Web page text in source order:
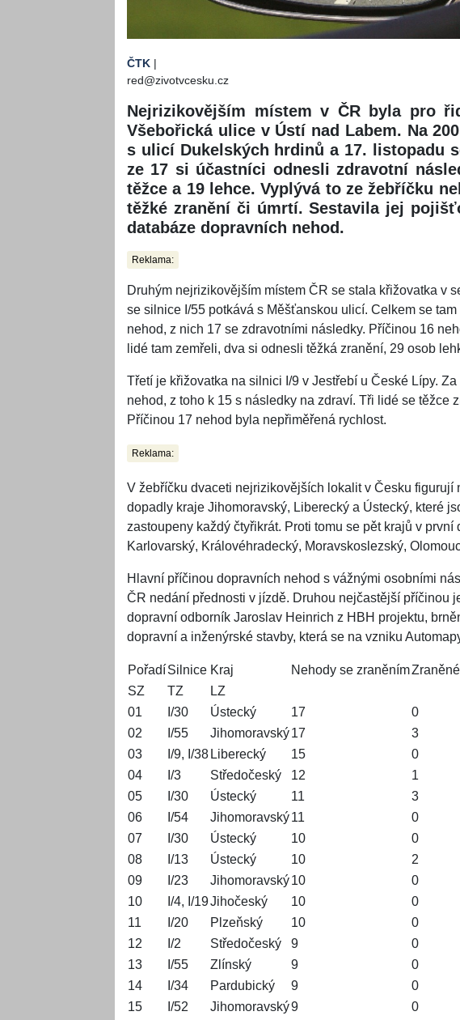
ČTK |
red@zivotvcesku.cz
Nejrizikovějším místem v ČR byla pro
Všebořická ulice v Ústí nad Labem. Na
s ulicí Dukelských hrdinů a 17. listopadu
ze 17 si účastníci odnesli zdravotní
těžce a 19 lehce. Vyplývá to ze žebříčku
těžké zranění či úmrtí. Sestavila jej
databáze dopravních nehod.
Reklama:
Druhým nejrizikovějším místem ČR se stala křižovatka v
se silnice I/55 potkává s Měšťanskou ulicí. Celkem se
nehod, z nich 17 se zdravotními následky. Příčinou 16
lidé tam zemřeli, dva si odnesli těžká zranění, 29 osob
Třetí je křižovatka na silnici I/9 v Jestřebí u České Lípy.
nehod, z toho k 15 s následky na zdraví. Tři lidé se těžce
Příčinou 17 nehod byla nepřiměřená rychlost.
Reklama:
V žebříčku dvaceti nejrizikovějších lokalit v Česku figurují
dopadly kraje Jihomoravský, Liberecký a Ústecký, které
zastoupeny každý čtyřikrát. Proti tomu se pět krajů v
Karlovarský, Královéhradecký, Moravskoslezský,
Hlavní příčinou dopravních nehod s vážnými osobními
ČR nedání přednosti v jízdě. Druhou nejčastější příčinou
dopravní odborník Jaroslav Heinrich z HBH projektu,
dopravní a inženýrské stavby, která se na vzniku
PořadíSilnice Kraj Nehody se zraněním
SZ
TZ
LZ
01
I/30 Ústecký 17 0
02
I/55 Jihomoravský17 3
03
I/9, I/38 Liberecký 15 0
04
I/3 Středočeský 12 1
05
I/30 Ústecký 11 3
06
I/54 Jihomoravský11 0
07
I/30 Ústecký 10 0
08
I/13 Ústecký 10 2
09
I/23 Jihomoravský10 0
10
I/4, I/19Jihočeský 10 0
11
I/20 Plzeňský 10 0
12
I/2 Středočeský 9 0
13
I/55 Zlínský 9 0
14
I/34 Pardubický 9 0
15
I/52 Jihomoravský9 0